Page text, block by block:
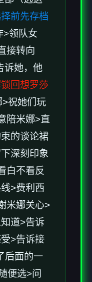
前先存档
>领队女
接转向
诉她，他
回想罗莎
>祝她们玩
陪米娜>直
的谈论裙
深刻印象
白不看反
>费利西
米娜关心>
道>告诉
>告诉接
后面的一
便选>问